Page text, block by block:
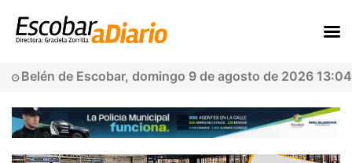
Belén de Escobar, domingo 9 de agosto de 2026 13:04